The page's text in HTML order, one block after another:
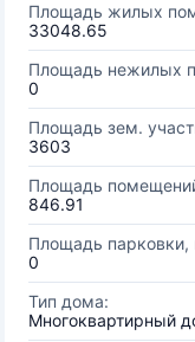
Площадь жилых
33048.65
Площадь нежилых
0
Площадь зем.
3603
Площадь
846.91
Площадь парковки,
0
Тип дома:
Многоквартирный